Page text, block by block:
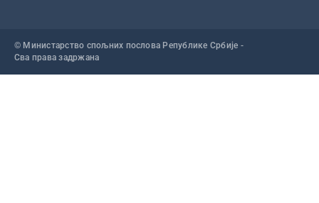
© Министарство спољних послова Републике Србије -
Сва права задржана